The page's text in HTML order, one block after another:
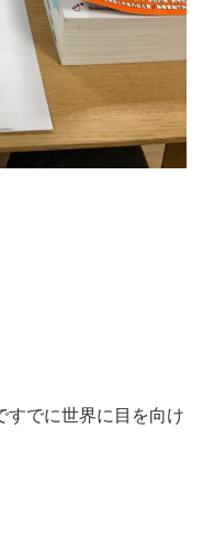
すでに世界に目を向け